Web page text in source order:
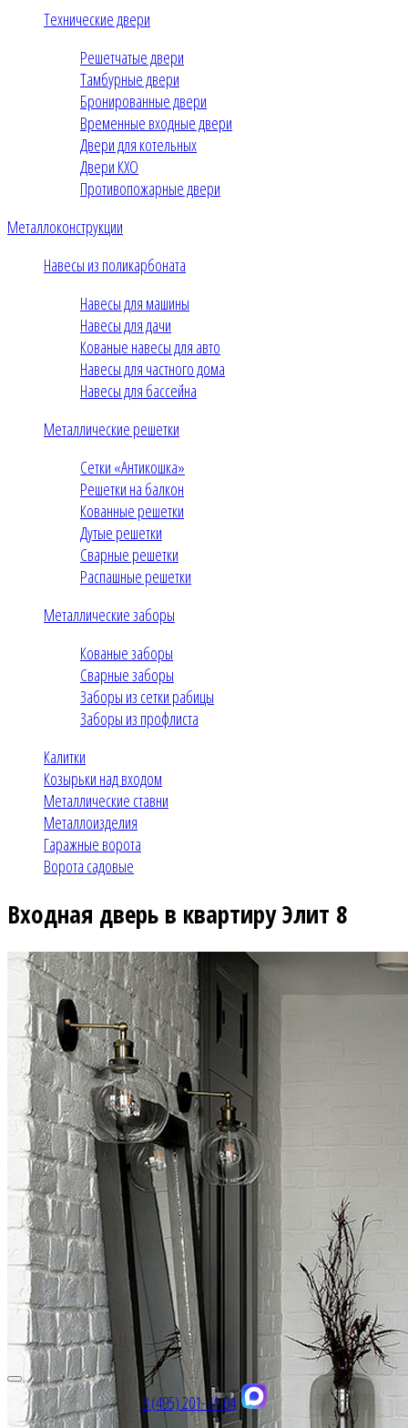
Технические двери
Решетчатые двери
Тамбурные двери
Бронированные двери
Временные входные двери
Двери для котельных
Двери КХО
Противопожарные двери
Металлоконструкции
Навесы из поликарбоната
Навесы для машины
Навесы для дачи
Кованые навесы для авто
Навесы для частного дома
Навесы для бассейна
Металлические решетки
Сетки «Антикошка»
Решетки на балкон
Кованные решетки
Дутые решетки
Сварные решетки
Распашные решетки
Металлические заборы
Кованые заборы
Сварные заборы
Заборы из сетки рабицы
Заборы из профлиста
Калитки
Козырьки над входом
Металлические ставни
Металлоизделия
Гаражные ворота
Ворота садовые
Входная дверь в квартиру Элит 8
8 (495) 201-74-04